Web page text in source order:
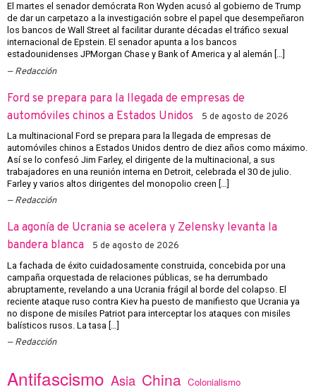
El martes el senador demócrata Ron Wyden acusó al gobierno de Trump
de dar un carpetazo a la investigación sobre el papel que desempeñaron
los bancos de Wall Street al facilitar durante décadas el tráfico sexual
internacional de Epstein. El senador apunta a los bancos
estadounidenses JPMorgan Chase y Bank of America y al alemán […]
Redacción
Ford se prepara para la llegada de empresas de
automóviles chinos a Estados Unidos
5 de agosto de 2026
La multinacional Ford se prepara para la llegada de empresas de
automóviles chinos a Estados Unidos dentro de diez años como máximo.
Así se lo confesó Jim Farley, el dirigente de la multinacional, a sus
trabajadores en una reunión interna en Detroit, celebrada el 30 de julio.
Farley y varios altos dirigentes del monopolio creen […]
Redacción
La agonía de Ucrania se acelera y Zelensky levanta la
bandera blanca
5 de agosto de 2026
La fachada de éxito cuidadosamente construida, concebida por una
campaña orquestada de relaciones públicas, se ha derrumbado
abruptamente, revelando a una Ucrania frágil al borde del colapso. El
reciente ataque ruso contra Kiev ha puesto de manifiesto que Ucrania ya
no dispone de misiles Patriot para interceptar los ataques con misiles
balísticos rusos. La tasa […]
Redacción
Antifascismo Asia China Colonialismo